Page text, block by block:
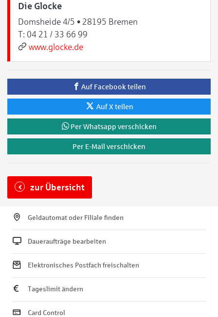
Die Glocke
Domsheide 4/5 • 28195 Bremen
T: 04 21 / 33 66 99
www.glocke.de
Auf Facebook teilen
Auf X teilen
Per Whatsapp verschicken
Per E-Mail verschicken
zur Übersicht
Geldautomat oder Filiale finden
Daueraufträge bearbeiten
Elektronisches Postfach freischalten
Tageslimit ändern
Card Control